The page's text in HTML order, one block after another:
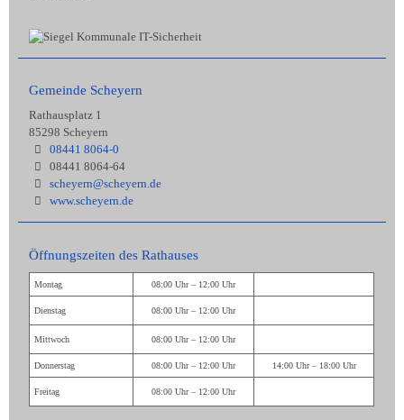
Gemeinde Scheyern
Rathausplatz 1
85298 Scheyern
08441 8064-0
08441 8064-64
scheyern@scheyern.de
www.scheyern.de
Öffnungszeiten des Rathauses
Montag 08:00 Uhr – 12:00 Uhr
Dienstag 08:00 Uhr – 12:00 Uhr
Mittwoch 08:00 Uhr – 12:00 Uhr
Donnerstag 08:00 Uhr – 12:00 Uhr 14:00 Uhr – 18:00 Uhr
Freitag 08:00 Uhr – 12:00 Uhr